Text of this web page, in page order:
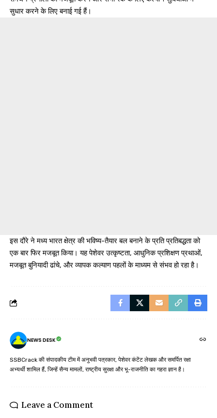
सुधार करने के लिए बनाई गई हैं।
इस दौरे ने मध्य भारत क्षेत्र की भविष्य-तैयार बल बनाने के प्रति प्रतिबद्धता को
एक बार फिर मजबूत किया। यह पेशेवर उत्कृष्टता, आधुनिक प्रशिक्षण प्रथाओं,
मजबूत बुनियादी ढांचे, और व्यापक कल्याण पहलों के माध्यम से संभव हो रहा है।
NEWS DESK
SSBCrack की संपादकीय टीम में अनुभवी पत्रकार, पेशेवर कंटेंट लेखक और समर्पित रक्षा
अभ्यर्थी शामिल हैं, जिन्हें सैन्य मामलों, राष्ट्रीय सुरक्षा और भू-राजनीति का गहरा ज्ञान है।
Leave a Comment